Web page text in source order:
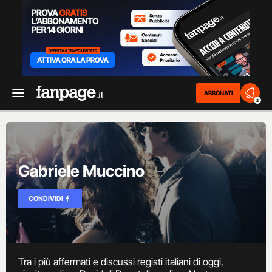
ABBONATI
2
Gabriele Muccino
CONDIVIDI
Tra i più affermati e discussi registi italiani di oggi,